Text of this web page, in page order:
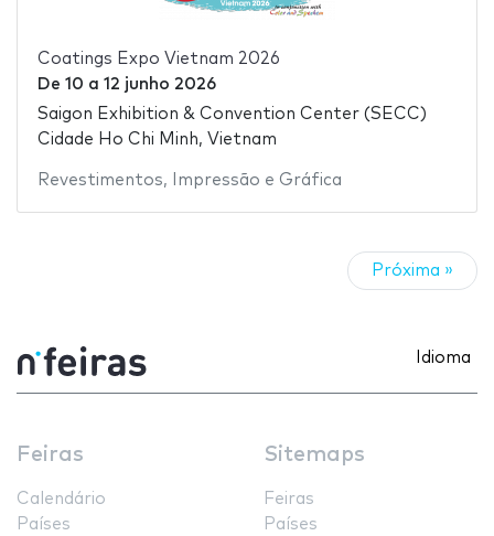
Coatings Expo Vietnam 2026
De 10 a 12 junho 2026
Saigon Exhibition & Convention Center (SECC)
Cidade Ho Chi Minh, Vietnam
Revestimentos, Impressão e Gráfica
Próxima »
Idioma
Feiras
Calendário
Países
Sitemaps
Feiras
Países